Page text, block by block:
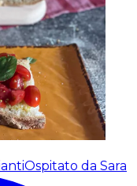
Ospitato da Sara